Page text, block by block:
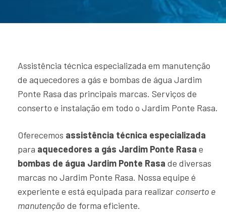
Assistência técnica especializada em manutenção
de aquecedores a gás e bombas de água Jardim
Ponte Rasa das principais marcas. Serviços de
conserto e instalação em todo o Jardim Ponte Rasa.
Oferecemos assistência técnica especializada
para aquecedores a gás Jardim Ponte Rasa e
bombas de água Jardim Ponte Rasa de diversas
marcas no Jardim Ponte Rasa. Nossa equipe é
experiente e está equipada para realizar conserto e
manutenção de forma eficiente.